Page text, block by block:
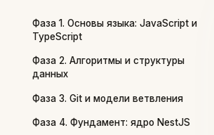
Фаза 1. Основы языка: JavaScript и
TypeScript
Фаза 2. Алгоритмы и структуры
данных
Фаза 3. Git и модели ветвления
Фаза 4. Фундамент: ядро NestJS